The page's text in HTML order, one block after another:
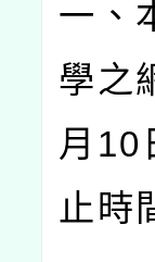
一、
學之
月 10
止時